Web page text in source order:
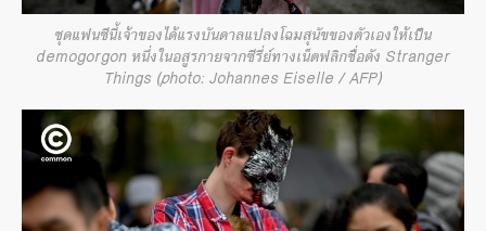
ชุดแฟนซีนี้เจ้าของได้แรงบันดาลแปลงโฉมสุนัขของตัวเองให้เป็น
demogorgon หนึ่งในอสูรกายจากซีรี่ย์ทางเน็ตฟลิกชื่อดัง Stranger
Things (photo: Johannes Eiselle / AFP)